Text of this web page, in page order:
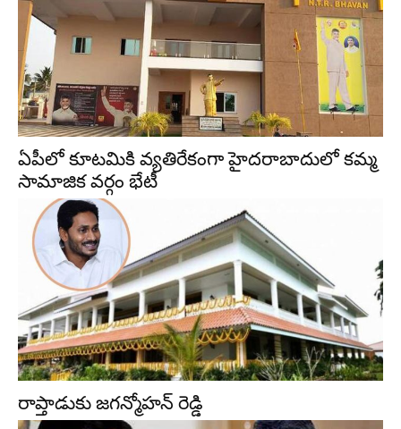
ఏపీలో కూటమికి వ్యతిరేకంగా హైదరాబాదులో కమ్మ
సామాజిక వర్గం భేటీ
రాప్తాడుకు జగన్మోహన్ రెడ్డి